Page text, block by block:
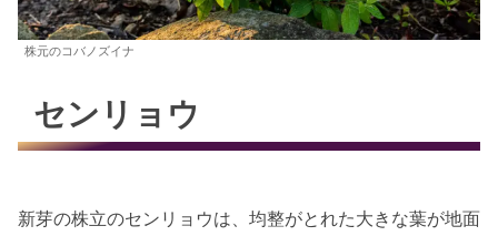
株元のコバノズイナ
センリョウ
新芽の株立のセンリョウは、均整がとれた大きな葉が地面